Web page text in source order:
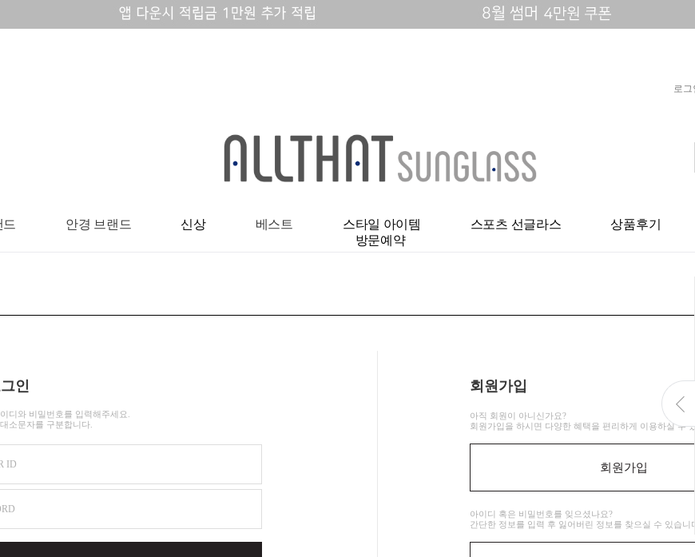
로그
드 안경 브랜드 신상 베스트 스타일 아이템 스포츠 선글라스
상품후기
방문예약
인
디와 비밀번호를 입력해주세요.
소문자를 구분합니다.
ID
회원가입
아직 회원이 아니신가요?
회원가입을 하시면 다양한 혜택을 편리하게 이용하실 수
회원가입
아이디 혹은 비밀번호를 잊으셨나요?
간단한 정보를 입력 후 잃어버린 정보를 찾으실 수 있습니